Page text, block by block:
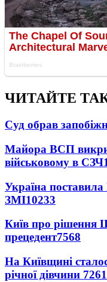
ЧИТАЙТЕ
Суд обрав
Майора ВСП
військовому в СЗЧ
Україна
ЗМІ10233
Київ про рішення
прецедент7568
На Київщині
річної дівчини 7261